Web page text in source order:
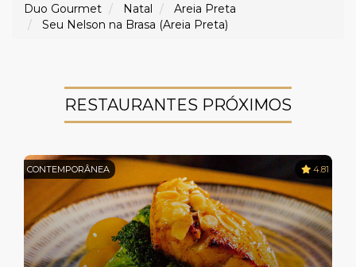
Duo Gourmet Natal
Areia Preta
Seu Nelson na Brasa (Areia Preta)
RESTAURANTES PRÓXIMOS
CONTEMPORÂNEA 4.81